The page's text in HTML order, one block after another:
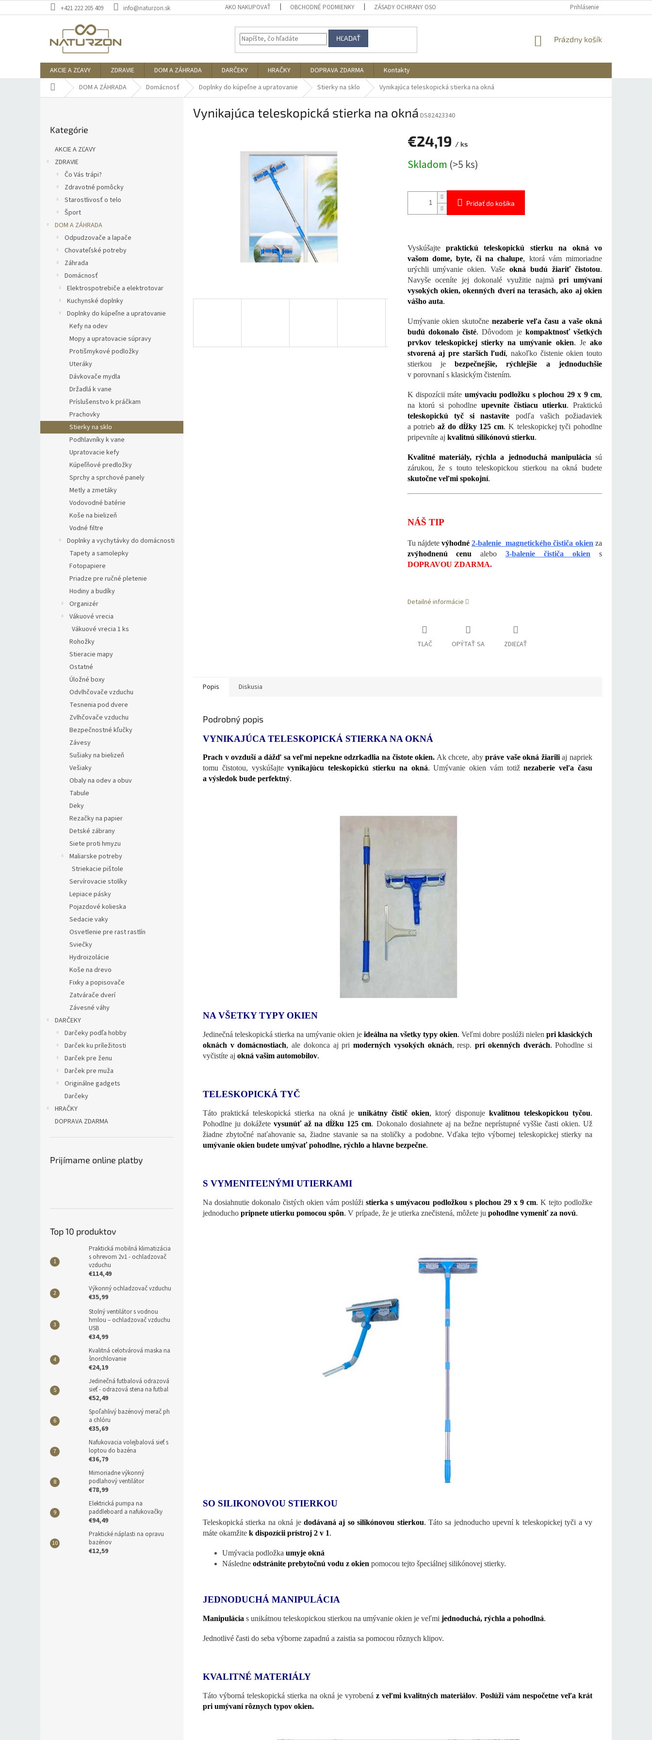
na
+421 222 205 409 info@naturzon.sk AKO NAKUPOVAŤ OBCHODNÉ PODMIENKY ZÁSADY OCHRANY OSOBNÝCH ÚDAJOV REKLAMÁCIA A VRÁTENIE
Prihlásenie
HĽADAŤ
NÁKUPNÝ
Prázdny košík
AKCIE A ZĽAVY ZDRAVIE DOM A ZÁHRADA DARČEKY HRAČKY DOPRAVA ZDARMA
Kontakty
DomovDOM A ZÁHRADA Domácnosť Doplnky do kúpeľne a upratovanie Stierky na sklo Vynikajúca teleskopická stierka na okná
kategórie
Kategórie
AKCIE A ZĽAVY
ZDRAVIE
Čo Vás trápi?
Zdravotné pomôcky
Starostlivosť o telo
Šport
DOM A ZÁHRADA
Odpudzovače a lapače
Chovateľské potreby
Záhrada
Domácnosť
Elektrospotrebiče a elektrotovar
Kuchynské doplnky
Doplnky do kúpeľne a upratovanie
Kefy na odev
Mopy a upratovacie súpravy
Protišmykové podložky
Uteráky
Dávkovače mydla
Držadlá k vane
Príslušenstvo k práčkam
Prachovky
Stierky na sklo
Podhlavníky k vane
Upratovacie kefy
Kúpeľňové predložky
Sprchy a sprchové panely
Metly a zmetáky
Vodovodné batérie
Koše na bielizeň
Vodné filtre
Doplnky a vychytávky do domácnosti
Tapety a samolepky
Fotopapiere
Priadze pre ručné pletenie
Hodiny a budíky
Organizér
Vákuové vrecia
Vákuové vrecia 1 ks
Rohožky
Stieracie mapy
Ostatné
Úložné boxy
Odvlhčovače vzduchu
Tesnenia pod dvere
Zvlhčovače vzduchu
Bezpečnostné kľučky
Závesy
Sušiaky na bielizeň
Vešiaky
Obaly na odev a obuv
Tabule
Deky
Rezačky na papier
Detské zábrany
Siete proti hmyzu
Maliarske potreby
Striekacie pištole
Servírovacie stolíky
Lepiace pásky
Pojazdové kolieska
Sedacie vaky
Osvetlenie pre rast rastlín
Sviečky
Hydroizolácie
Koše na drevo
Fixky a popisovače
Zatvárače dverí
Závesné váhy
DARČEKY
Darčeky podľa hobby
Darček ku príležitosti
Darček pre ženu
Darček pre muža
Originálne gadgets
Darčeky
HRAČKY
DOPRAVA ZDARMA
Prijímame online platby
Top 10 produktov
Praktická mobilná klimatizácia
s ohrevom 2v1 - ochladzovač
vzduchu
€114,49
Výkonný ochladzovač vzduchu
€35,99
Stolný ventilátor s vodnou
hmlou – ochladzovač vzduchu
USB
€34,99
Kvalitná celotvárová maska na
šnorchlovanie
€24,19
Jedinečná futbalová odrazová
sieť - odrazová stena na futbal
€52,49
Spoľahlivý bazénový merač ph
a chlóru
€35,69
Nafukovacia volejbalová sieť s
loptou do bazéna
€36,79
Mimoriadne výkonný
podlahový ventilátor
€78,99
Elektrická pumpa na
paddleboard a nafukovačky
€94,49
Praktické náplasti na opravu
bazénov
€12,59
Vynikajúca teleskopická stierka na okná DS82423340
€24,19 / ks
cena:
Skladom (>5 ks)
Pridať do košíka
Vyskúšajte praktickú teleskopickú stierku na okná vo
vašom dome, byte, či na chalupe, ktorá vám mimoriadne
urýchli umývanie okien. Vašeokná budú žiariť čistotou.
Navyše oceníte jej dokonalé využitie najmäpri umývaní
vysokých okien, okenných dverí na terasách, ako aj okien
vášho auta.
Umývanie okien skutočnenezaberie veľa času a vaše okná
budú dokonalo čisté. Dôvodom je kompaktnosť všetkých
prvkov teleskopickej stierky na umývanie okien. Je ako
stvorená aj pre starších ľudí, nakoľko čistenie okien touto
stierkou jebezpečnejšie, rýchlejšie a jednoduchšie
v porovnaní s klasickým čistením.
K dispozícii máte umývaciu podložku s plochou 29 x 9 cm,
na ktorú si pohodlneupevníte čistiacu utierku. Praktickú
teleskopickú tyč si nastavíte
podľa vašich požiadaviek
a potrieb až do dĺžky 125 cm. K teleskopickej tyči pohodlne
pripevníte aj kvalitnú silikónovú stierku.
Kvalitné materiály, rýchla a jednoduchá manipuláciasú
zárukou, že s touto teleskopickou stierkou na okná budete
skutočne veľmi spokojní.
NÁŠ TIP
Tu nájdetevýhodné 2-balenie magnetického čističa okienza
zvýhodnenú cenu alebo3-balenie čističa okien s
DOPRAVOU ZDARMA.
Detailné informácie
TLAČ OPÝTAŤ SA ZDIEĽAŤ
Popis Diskusia
Podrobný popis
VYNIKAJÚCA TELESKOPICKÁ STIERKA NA OKNÁ
Prach v ovzduší a dážď sa veľmi nepekne odzrkadlia na čistote okien. Ak chcete, abypráve vaše okná žiariliaj napriek
tomu čistotou, vyskúšajtevynikajúcu teleskopickú stierku na okná. Umývanie okien vám totižnezaberie veľa času
a výsledok bude perfektný.
NA VŠETKY TYPY OKIEN
Jedinečná teleskopická stierka na umývanie okien jeideálna na všetky typy okien. Veľmi dobre poslúži nielen pri klasických
oknách v domácnostiach, ale dokonca aj primoderných vysokých oknách, resp.pri okenných dverách. Pohodlne si
vyčistíte aj okná vašim automobilov.
TELESKOPICKÁ TYČ
Táto praktická teleskopická stierka na okná je unikátny čistič okien, ktorý disponuje kvalitnou teleskopickou tyčou.
Pohodlne ju dokážetevysunúť až na dĺžku 125 cm. Dokonalo dosiahnete aj na bežne neprístupné vyššie časti okien. Už
žiadne zbytočné naťahovanie sa, žiadne stavanie sa na stoličky a podobne. Vďaka tejto výbornej teleskopickej stierky na
umývanie okien budete umývať pohodlne, rýchlo a hlavne bezpečne.
S VYMENITEĽNÝMI UTIERKAMI
Na dosiahnutie dokonalo čistých okien vám poslúži stierka s umývacou podložkou s plochou 29 x 9 cm. K tejto podložke
jednoducho pripnete utierku pomocou spôn. V prípade, že je utierka znečistená, môžete ju pohodlne vymeniť za novú.
SO SILIKONOVOU STIERKOU
Teleskopická stierka na okná je dodávaná aj so silikónovou stierkou. Táto sa jednoducho upevní k teleskopickej tyči a vy
máte okamžite k dispozícii prístroj 2 v 1.
Umývacia podložka umyje okná
Následne odstránite prebytočnú vodu z okien pomocou tejto špeciálnej silikónovej stierky.
JEDNODUCHÁ MANIPULÁCIA
Manipulácia s unikátnou teleskopickou stierkou na umývanie okien je veľmi jednoduchá, rýchla a pohodlná.
Jednotlivé časti do seba výborne zapadnú a zaistia sa pomocou rôznych klipov.
KVALITNÉ MATERIÁLY
Táto výborná teleskopická stierka na okná je vyrobená z veľmi kvalitných materiálov. Poslúži vám nespočetne veľa krát
pri umývaní rôznych typov okien.